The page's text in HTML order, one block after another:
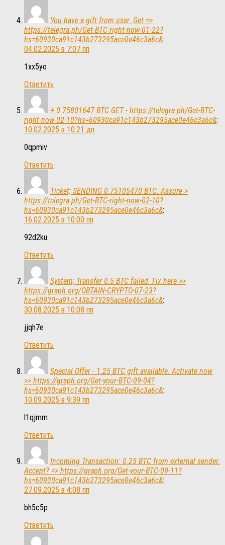
You have a gift from user. Get =>
https://telegra.ph/Get-BTC-right-now-01-22?
hs=60930ca91c143b273295ace0e46c3a6c&:
04.02.2025 в 7:07 пп
1xx5yo
Ответить
+ 0.75801647 BTC.GET - https://telegra.ph/Get-BTC-
right-now-02-10?hs=60930ca91c143b273295ace0e46c3a6c&:
10.02.2025 в 10:21 дп
0qpmiv
Ответить
Ticket; SENDING 0.75105470 BTC. Assure >
https://telegra.ph/Get-BTC-right-now-02-10?
hs=60930ca91c143b273295ace0e46c3a6c&:
16.02.2025 в 10:00 пп
92d2ku
Ответить
System; Transfer 0.5 BTC failed. Fix here >>
https://graph.org/OBTAIN-CRYPTO-07-23?
hs=60930ca91c143b273295ace0e46c3a6c&:
30.08.2025 в 10:08 пп
jjqh7e
Ответить
Special Offer - 1.25 BTC gift available. Activate now
>> https://graph.org/Get-your-BTC-09-04?
hs=60930ca91c143b273295ace0e46c3a6c&:
10.09.2025 в 9:39 пп
l1qjmm
Ответить
Incoming Transaction: 0.25 BTC from external sender.
Accept? => https://graph.org/Get-your-BTC-09-11?
hs=60930ca91c143b273295ace0e46c3a6c&:
27.09.2025 в 4:08 пп
bh5c5p
Ответить